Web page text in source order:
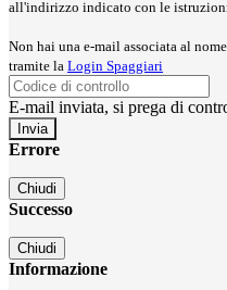
all'indirizzo indicato con le
Non hai una e-mail associata al
tramite la Login Spaggiari
E-mail inviata, si prega di
Errore
Chiudi
Successo
Chiudi
Informazione